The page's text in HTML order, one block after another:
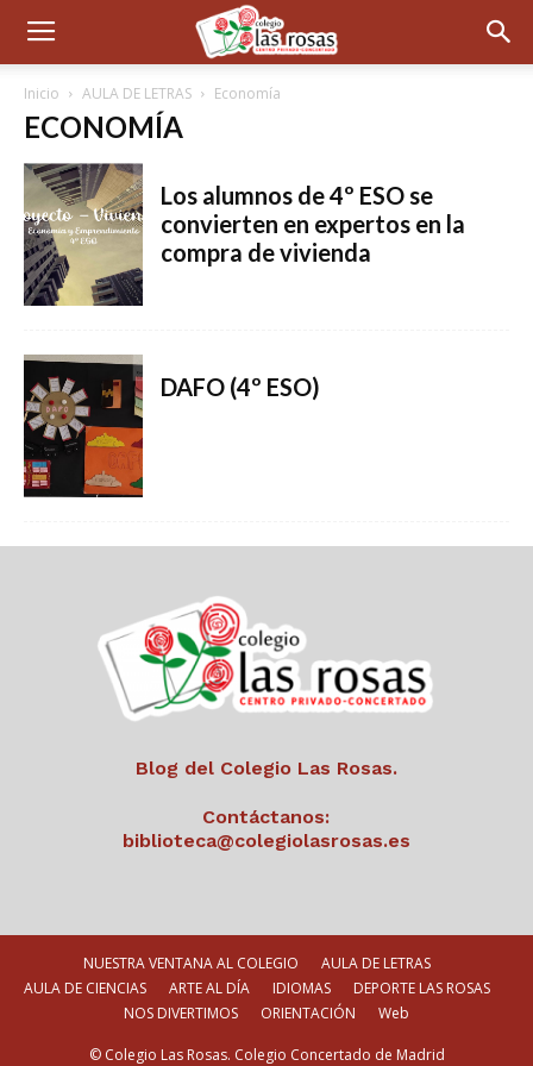
Inicio AULA DE LETRAS Economía
ECONOMÍA
Los alumnos de 4º ESO se
convierten en expertos en la
compra de vivienda
DAFO (4º ESO)
Blog del Colegio Las Rosas.
Contáctanos:
biblioteca@colegiolasrosas.es
NUESTRA VENTANA AL COLEGIO
AULA DE LETRAS
AULA DE CIENCIAS
ARTE AL DÍA IDIOMAS
DEPORTE LAS ROSAS
NOS DIVERTIMOS
ORIENTACIÓN Web
© Colegio Las Rosas. Colegio Concertado de Madrid